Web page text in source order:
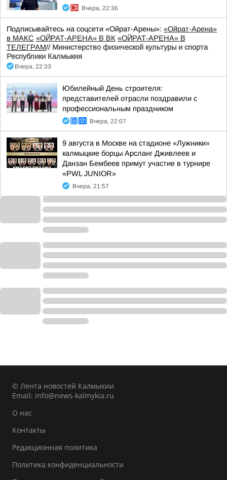
Вчера, 22:36
Подписывайтесь на соцсети «Ойрат-Арены»: «Ойрат-Арена»
в МАКС «ОЙРАТ-АРЕНА» В ВК «ОЙРАТ-АРЕНА» В
ТЕЛЕГРАМ// Министерство физической культуры и спорта
Республики Калмыкия
Вчера, 22:33
Юбилейный День строителя:
представителей отрасли поздравили с
профессиональным праздником
Вчера, 22:07
9 августа в Москве на стадионе «Лужники»
калмыцкие борцы Арсланг Дживлеев и
Данзан Бембеев примут участие в турнире
«PWL JUNIOR»
Вчера, 21:57
© Лента новостей Калмыкии
Email: info@news-kalmykia.ru
О нас
Контакты
Редакционная политика
Политика конфиденциальности